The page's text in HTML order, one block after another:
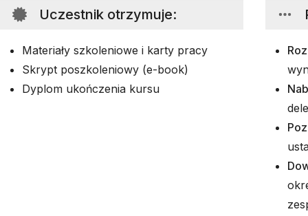
Uczestnik otrzymuje:
Materiały szkoleniowe i karty pracy
Skrypt poszkoleniowy (e-book)
Dyplom ukończenia kursu